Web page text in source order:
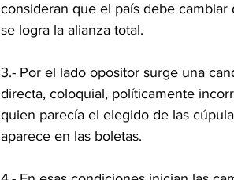
consideran que el país debe
se logra la alianza total.
3.- Por el lado opositor surge una
directa, coloquial, políticamente
quien parecía el elegido de las
aparece en las boletas.